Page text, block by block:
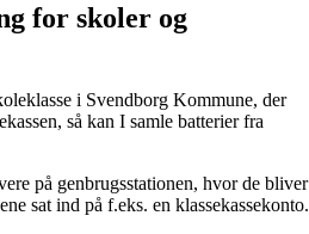
for skoler og
i Svendborg Kommune, der
så kan I samle batterier fra
på genbrugsstationen, hvor de bliver
sat ind på f.eks. en klassekassekonto.